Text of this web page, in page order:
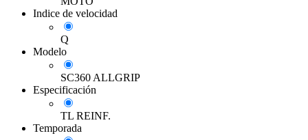
Indice de velocidad
Q
Modelo
SC360 ALLGRIP
Especificación
TL REINF.
Temporada